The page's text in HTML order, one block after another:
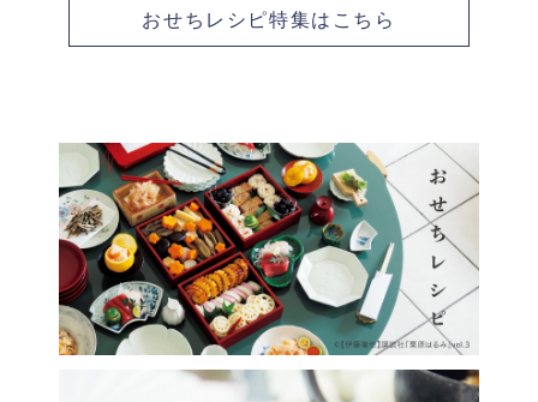
おせちレシピ特集はこちら